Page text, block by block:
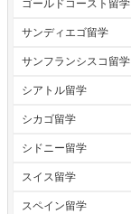
ゴールドコースト留学
サンディエゴ留学
サンフランシスコ留学
シアトル留学
シカゴ留学
シドニー留学
スイス留学
スペイン留学